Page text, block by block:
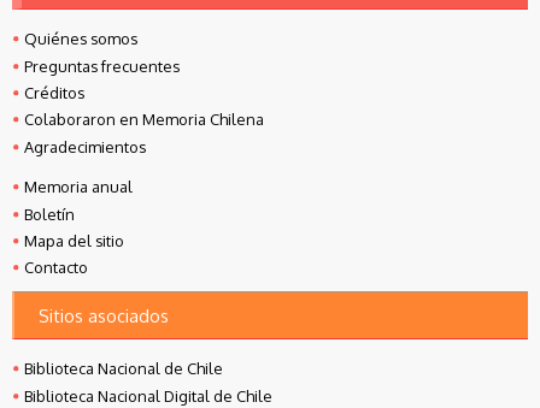
Quiénes somos
Preguntas frecuentes
Créditos
Colaboraron en Memoria Chilena
Agradecimientos
Memoria anual
Boletín
Mapa del sitio
Contacto
Sitios asociados
Biblioteca Nacional de Chile
Biblioteca Nacional Digital de Chile